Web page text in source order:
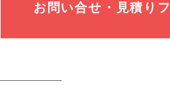
お問い合せ・見積り